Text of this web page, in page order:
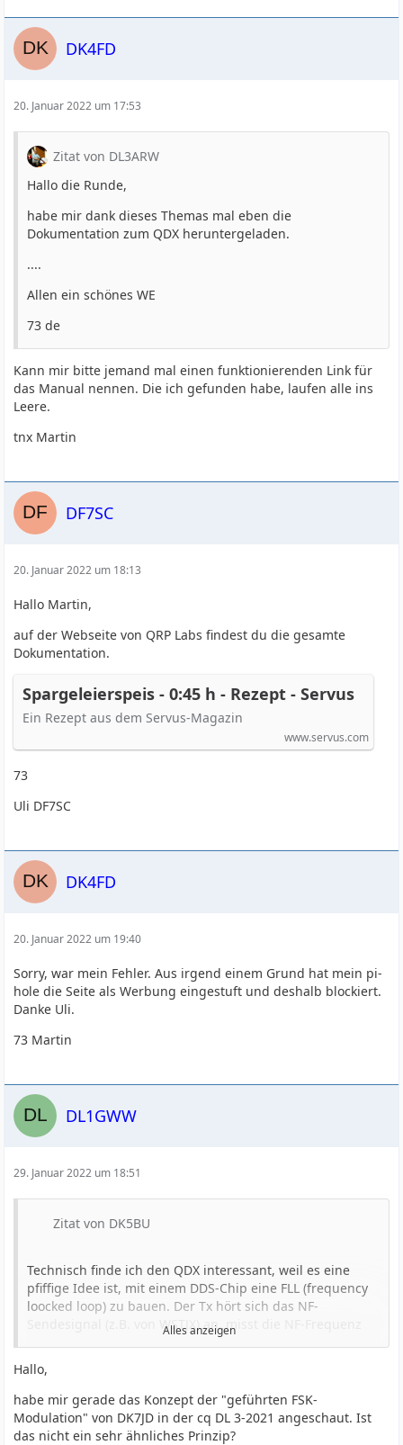
DK4FD
20. Januar 2022 um 17:53
Zitat von DL3ARW
Hallo die Runde,
habe mir dank dieses Themas mal eben die
Dokumentation zum QDX heruntergeladen.
....
Allen ein schönes WE
73 de
Kann mir bitte jemand mal einen funktionierenden Link für
das Manual nennen. Die ich gefunden habe, laufen alle ins
Leere.
tnx Martin
DF7SC
20. Januar 2022 um 18:13
Hallo Martin,
auf der Webseite von QRP Labs findest du die gesamte
Dokumentation.
Spargeleierspeis - 0:45 h - Rezept - Servus
Ein Rezept aus dem Servus-Magazin
www.servus.com
73
Uli DF7SC
DK4FD
20. Januar 2022 um 19:40
Sorry, war mein Fehler. Aus irgend einem Grund hat mein pi-
hole die Seite als Werbung eingestuft und deshalb blockiert.
Danke Uli.
73 Martin
DL1GWW
29. Januar 2022 um 18:51
Zitat von DK5BU
Technisch finde ich den QDX interessant, weil es eine
pfiffige Idee ist, mit einem DDS-Chip eine FLL (frequency
loocked loop) zu bauen. Der Tx hört sich das NF-
Sendesignal (z.B. von WSTJX) an, misst die NF-Frequenz
und addiert diesen Offset zur Ausgangs-HF-Grund-
Frequenz dazu.
Einfacher geht es wohl nicht. Hach, ich liebe solche gut
funktionierenden Minimal-Lösungen
Alles anzeigen
Hallo,
habe mir gerade das Konzept der "geführten FSK-
Modulation" von DK7JD in der cq DL 3-2021 angeschaut. Ist
das nicht ein sehr ähnliches Prinzip?